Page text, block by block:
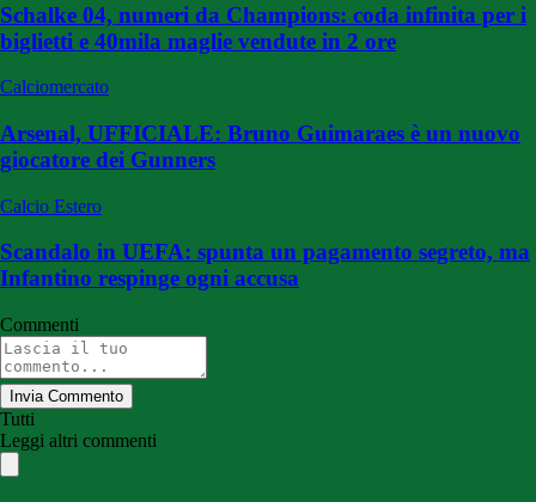
Schalke 04, numeri da Champions: coda infinita per i
biglietti e 40mila maglie vendute in 2 ore
Calciomercato
Arsenal, UFFICIALE: Bruno Guimaraes è un nuovo
giocatore dei Gunners
Calcio Estero
Scandalo in UEFA: spunta un pagamento segreto, ma
Infantino respinge ogni accusa
Commenti
Invia Commento
Tutti
Leggi altri commenti